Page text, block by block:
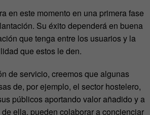
en este momento en una primera fase
Su éxito dependerá en buena
que tenga entre los usuarios y la
que estos le den.
de servicio, creemos que algunas
de, por ejemplo, el sector hostelero,
públicos aportando valor añadido y a
ella, pueden colaborar a concienciar